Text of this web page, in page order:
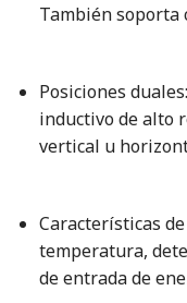
También soporta
Posiciones
inductivo de alto
vertical u
Características
temperatura,
de entrada de